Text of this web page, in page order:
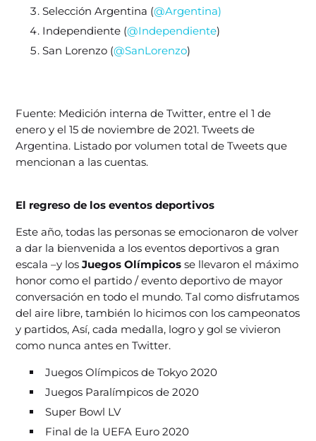
Selección Argentina (@Argentina)
Independiente (@Independiente)
San Lorenzo (@SanLorenzo)
Fuente: Medición interna de Twitter, entre el 1 de
enero y el 15 de noviembre de 2021. Tweets de
Argentina. Listado por volumen total de Tweets que
mencionan a las cuentas.
El regreso de los eventos deportivos
Este año, todas las personas se emocionaron de volver
a dar la bienvenida a los eventos deportivos a gran
escala –y losJuegos Olímpicos se llevaron el máximo
honor como el partido / evento deportivo de mayor
conversación en todo el mundo. Tal como disfrutamos
del aire libre, también lo hicimos con los campeonatos
y partidos, Así, cada medalla, logro y gol se vivieron
como nunca antes en Twitter.
Juegos Olímpicos de Tokyo 2020
Juegos Paralímpicos de 2020
Super Bowl LV
Final de la UEFA Euro 2020